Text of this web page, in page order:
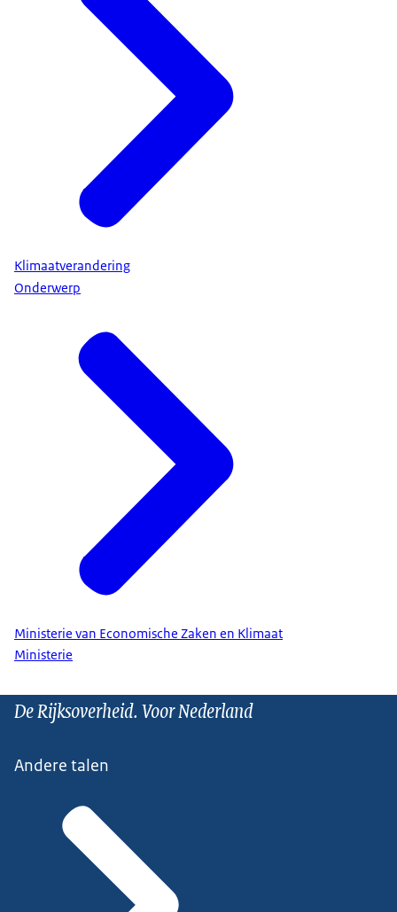
Klimaatverandering
Onderwerp
Ministerie van Economische Zaken en Klimaat
Ministerie
De Rijksoverheid. Voor Nederland
Andere talen